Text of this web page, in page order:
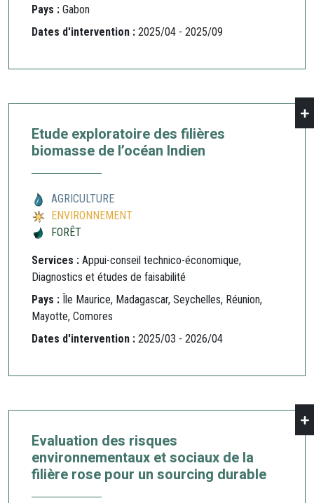
Pays : Gabon
Dates d'intervention : 2025/04 - 2025/09
Etude exploratoire des filières
biomasse de l’océan Indien
AGRICULTURE
ENVIRONNEMENT
FORÊT
Services : Appui-conseil technico-économique,
Diagnostics et études de faisabilité
Pays : Île Maurice, Madagascar, Seychelles, Réunion,
Mayotte, Comores
Dates d'intervention : 2025/03 - 2026/04
Evaluation des risques
environnementaux et sociaux de la
filière rose pour un sourcing durable